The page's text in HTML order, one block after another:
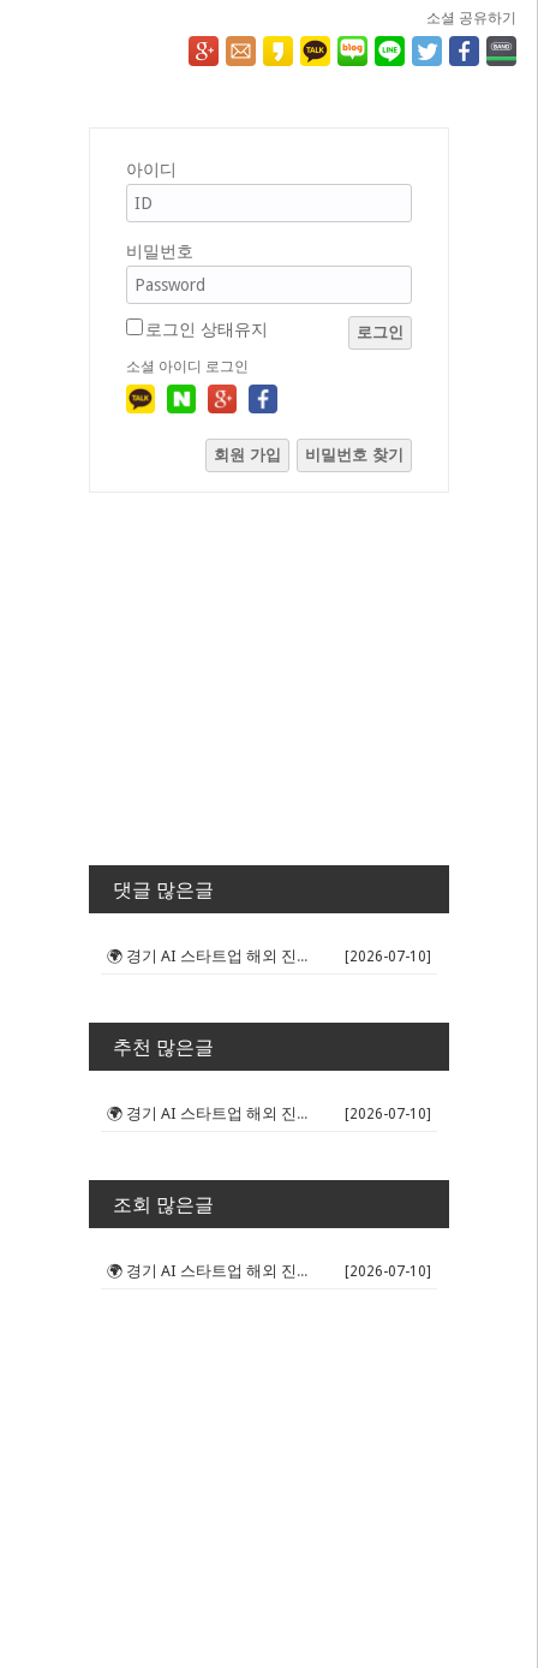
소셜 공유하기
아이디
비밀번호
로그인 상태유지 로그인
소셜 아이디 로그인
회원 가입 비밀번호 찾기
댓글 많은글
🌍 경기 AI 스타트업 해외 진출 판... [2026-07-10]
추천 많은글
🌍 경기 AI 스타트업 해외 진출 판... [2026-07-10]
조회 많은글
🌍 경기 AI 스타트업 해외 진출 판... [2026-07-10]